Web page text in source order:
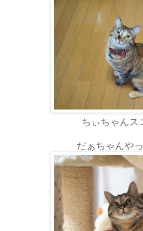
ちぃちゃんス
だぁちゃんや